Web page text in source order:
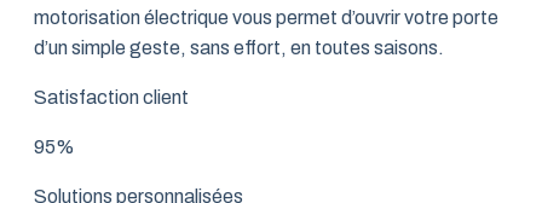
motorisation électrique vous permet d’ouvrir votre porte
d’un simple geste, sans effort, en toutes saisons.
Satisfaction client
95%
Solutions personnalisées